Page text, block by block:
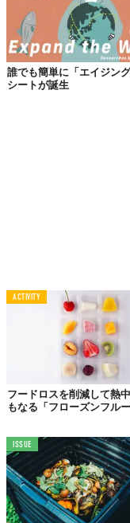
誰でも簡単に「エイジン
シートが誕生
ACTIVITY
フードロスを削減して熱
もなる「フローズンフルー
ISSUE